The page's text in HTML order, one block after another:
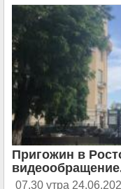
Пригожин в
07.30 утра